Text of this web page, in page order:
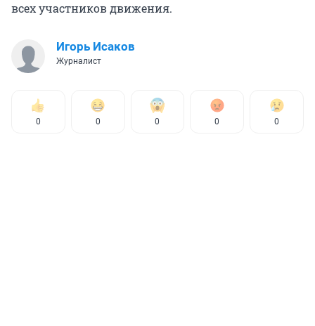
всех участников движения.
Игорь Исаков
Журналист
0 0 0 0 0